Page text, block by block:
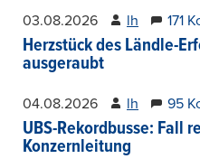
03.08.2026 lh 171
Herzstück des Ländle-
ausgeraubt
04.08.2026 lh 95
UBS-Rekordbusse: Fall
Konzernleitung